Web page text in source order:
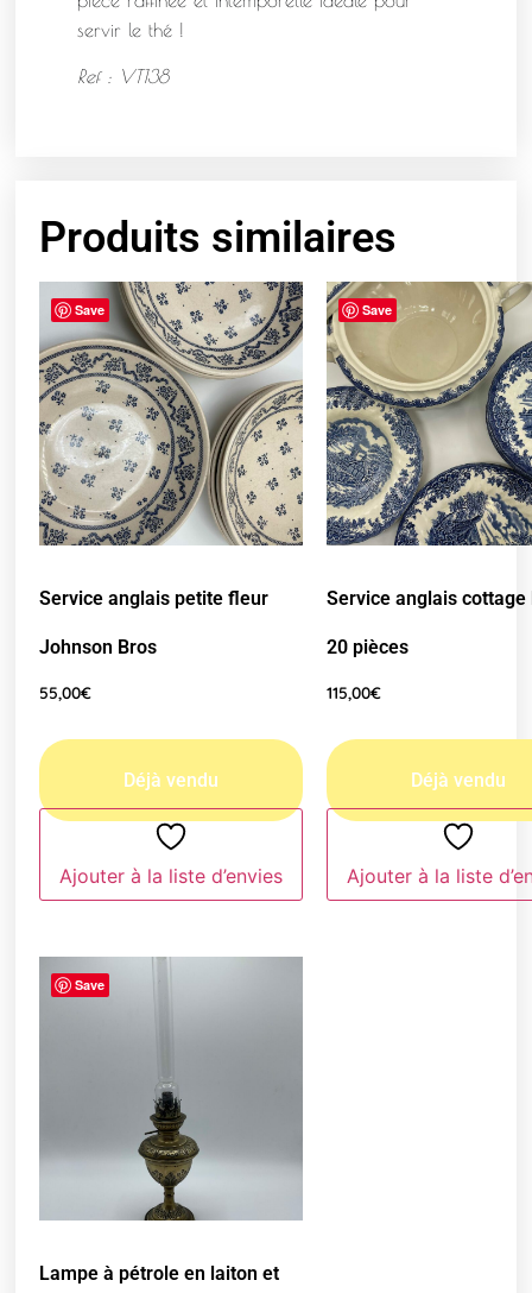
servir le thé !
Ref : VT138
Produits similaires
Save
Service anglais petite fleur
Johnson Bros
55,00€
Ajouter à la liste d’envies
Save
Service anglais cottage
20 pièces
115,00€
Ajouter à la liste
Save
Lampe à pétrole en laiton et